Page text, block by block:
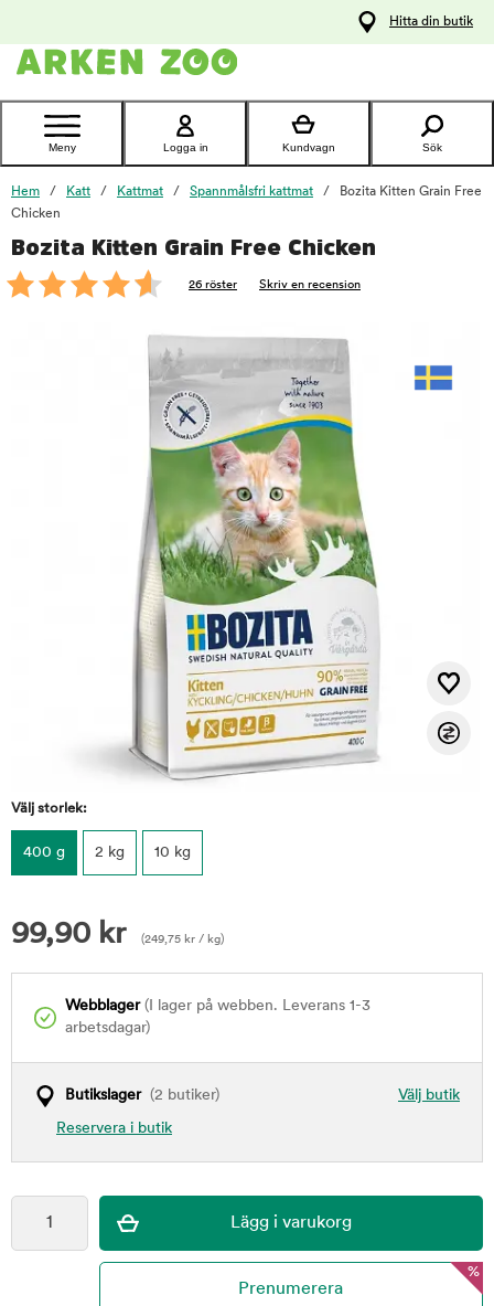
Kontakta
Hitta din butik
Meny Logga in Kundvagn Sök
Hem Katt Kattmat Spannmålsfri kattmat
Bozita Kitten Grain Free
Chicken
Bozita Kitten Grain Free Chicken
26 röster Skriv en recension
Välj storlek:
400 g 2 kg 10 kg
99,90 kr (249,75 kr / kg)
Webblager(I lager på webben. Leverans 1-3
arbetsdagar)
Välj butik
Butikslager(2 butiker)
Reservera i butik
foo
%